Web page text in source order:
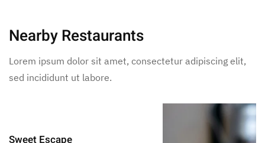
Nearby Restaurants
Lorem ipsum dolor sit amet, consectetur adipiscing elit,
sed incididunt ut labore.
Sweet Escape